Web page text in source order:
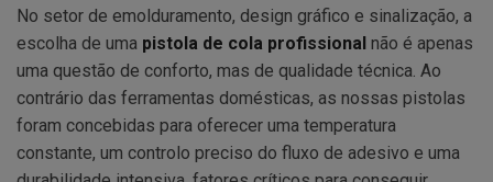
No setor de emolduramento, design gráfico e sinalização, a
escolha de uma pistola de cola profissional não é apenas
uma questão de conforto, mas de qualidade técnica. Ao
contrário das ferramentas domésticas, as nossas pistolas
foram concebidas para oferecer uma temperatura
constante, um controlo preciso do fluxo de adesivo e uma